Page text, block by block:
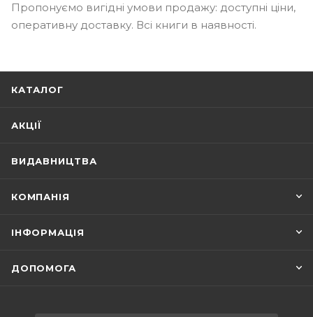
Пропонуємо вигідні умови продажу: доступні ціни,
оперативну доставку. Всі книги в наявності.
КАТАЛОГ
АКЦІЇ
ВИДАВНИЦТВА
КОМПАНІЯ
ІНФОРМАЦІЯ
ДОПОМОГА